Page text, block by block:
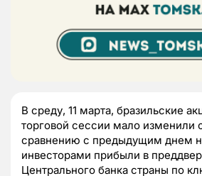
В среду, 11 марта, бразильские
торговой сессии мало изменили
сравнению с предыдущим днем
инвесторами прибыли в
Центрального банка страны по